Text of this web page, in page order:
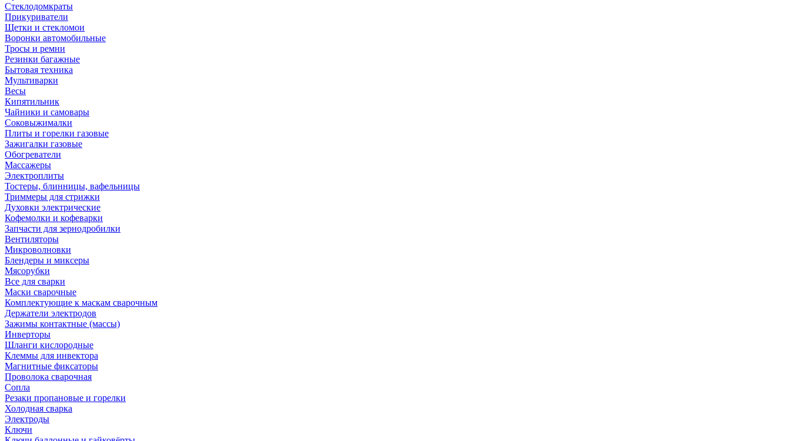
Стеклодомкраты
Прикуриватели
Щетки и стекломои
Воронки автомобильные
Тросы и ремни
Резинки багажные
Бытовая техника
Мультиварки
Весы
Кипятильник
Чайники и самовары
Соковыжималки
Плиты и горелки газовые
Зажигалки газовые
Обогреватели
Массажеры
Электроплиты
Тостеры, блинницы, вафельницы
Триммеры для стрижки
Духовки электрические
Кофемолки и кофеварки
Запчасти для зернодробилки
Вентиляторы
Микроволновки
Блендеры и миксеры
Мясорубки
Все для сварки
Маски сварочные
Комплектующие к маскам сварочным
Держатели электродов
Зажимы контактные (массы)
Инверторы
Шланги кислородные
Клеммы для инвектора
Магнитные фиксаторы
Проволока сварочная
Сопла
Резаки пропановые и горелки
Холодная сварка
Электроды
Ключи